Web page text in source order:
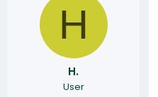
H
H.
User